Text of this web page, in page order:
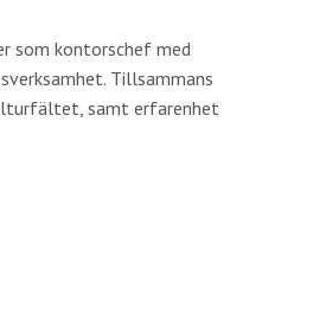
som kontorschef med
Tillsammans
samt erfarenhet